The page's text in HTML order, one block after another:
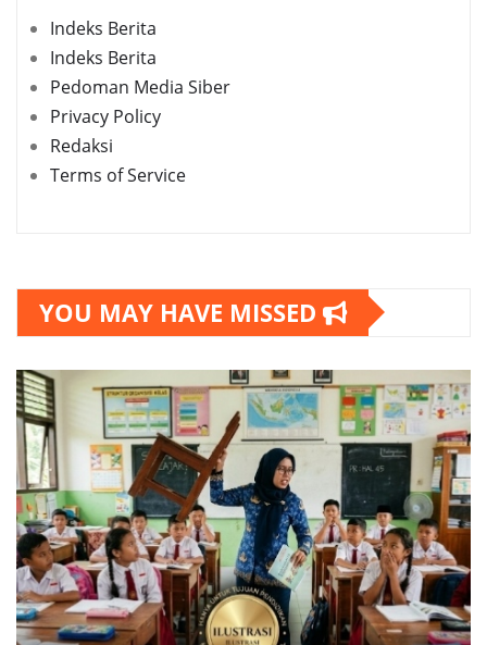
Indeks Berita
Indeks Berita
Pedoman Media Siber
Privacy Policy
Redaksi
Terms of Service
YOU MAY HAVE MISSED